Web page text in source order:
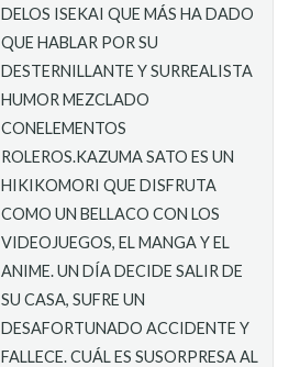
DELOS ISEKAI QUE MÁS HA DADO
QUE HABLAR POR SU
DESTERNILLANTE Y SURREALISTA
HUMOR MEZCLADO
CONELEMENTOS
ROLEROS.KAZUMA SATO ES UN
HIKIKOMORI QUE DISFRUTA
COMO UN BELLACO CON LOS
VIDEOJUEGOS, EL MANGA Y EL
ANIME. UN DÍA DECIDE SALIR DE
SU CASA, SUFRE UN
DESAFORTUNADO ACCIDENTE Y
FALLECE. CUÁL ES SUSORPRESA AL